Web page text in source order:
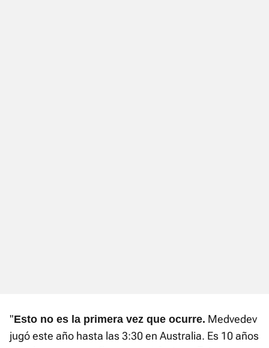
"Esto no es la primera vez que ocurre. Medvedev
jugó este año hasta las 3:30 en Australia. Es 10 años